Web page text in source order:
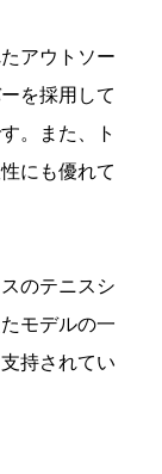
アウトソー
を採用して
。また、ト
にも優れて
のテニスシ
モデルの一
持されてい